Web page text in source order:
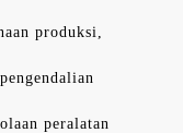
produksi,
peralatan